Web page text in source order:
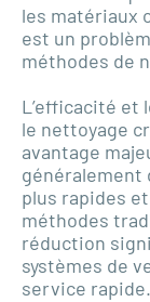
les matériaux
est un
méthodes de
L’efficacité et
le nettoyage
avantage
généralement
plus rapides
méthodes
réduction
systèmes de
service rapide.